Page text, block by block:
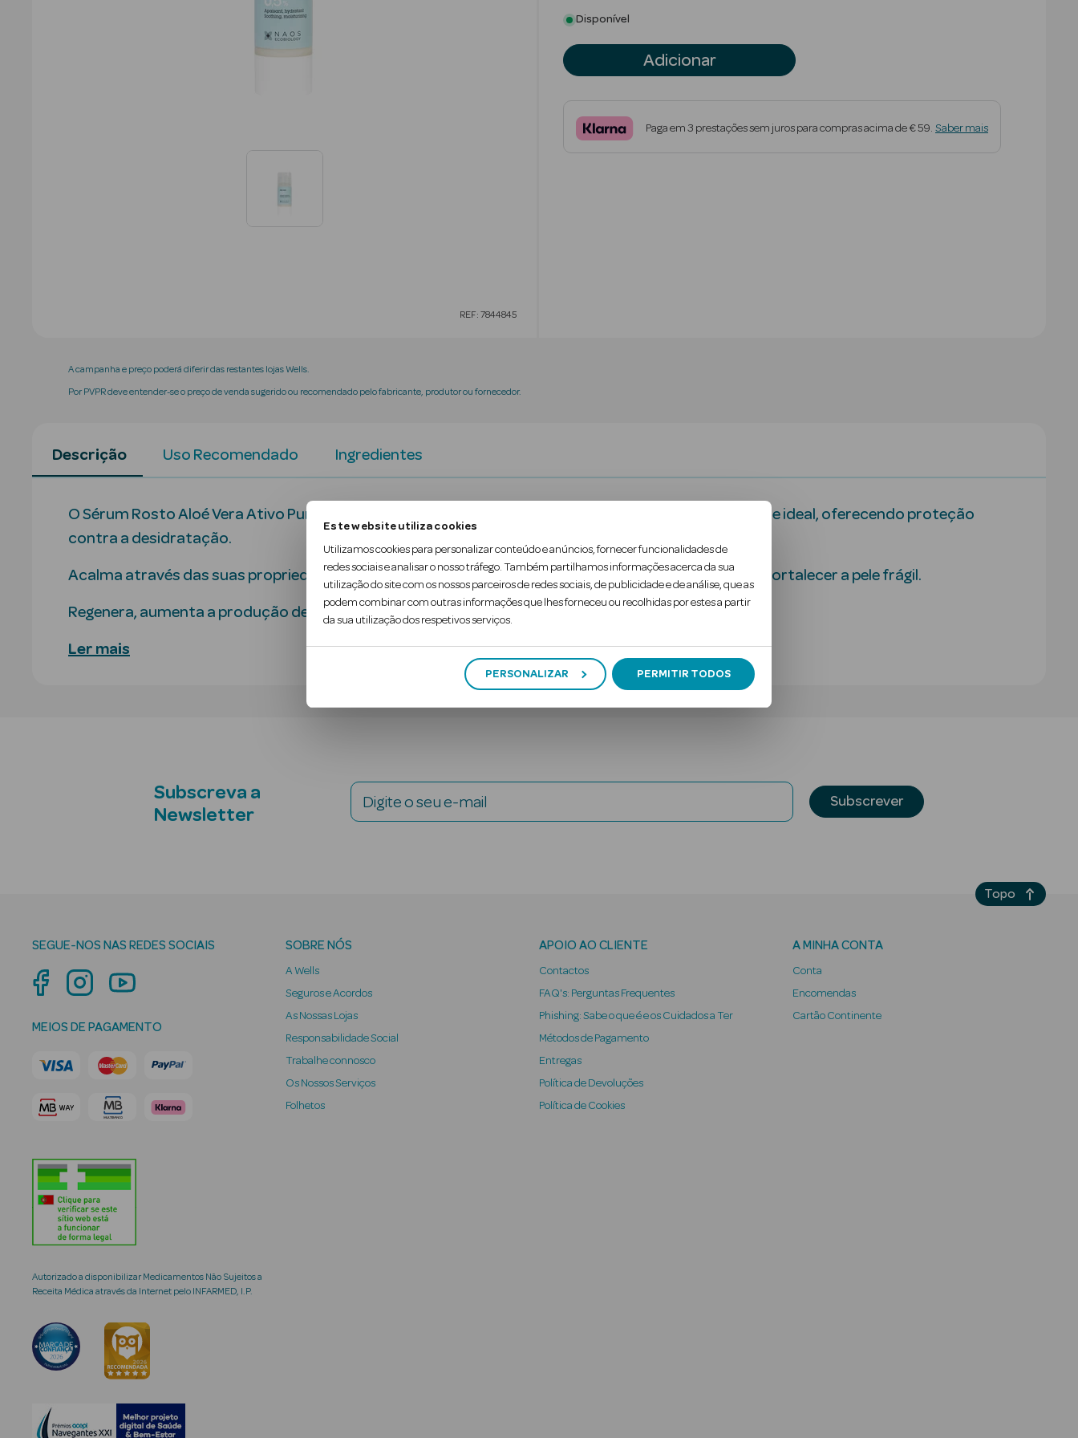
Este website utiliza cookies
Utilizamos cookies para personalizar conteúdo e anúncios, fornecer funcionalidades de
redes sociais e analisar o nosso tráfego. Também partilhamos informações acerca da sua
utilização do site com os nossos parceiros de redes sociais, de publicidade e de análise, que as
podem combinar com outras informações que lhes forneceu ou recolhidas por estes a partir
da sua utilização dos respetivos serviços.
PERSONALIZAR PERMITIR TODOS
REF: 7844845
Disponível
Adicionar
Paga em 3 prestações sem juros para compras acima de € 59. Saber mais
A campanha e preço poderá diferir das restantes lojas Wells.
Por PVPR deve entender-se o preço de venda sugerido ou recomendado pelo fabricante, produtor ou fornecedor.
Descrição Uso Recomendado Ingredientes
O Sérum Rosto Aloé Vera Ativo Puro Hidrata intensamente a pele e ajuda a manter o teor de humidade ideal, oferecendo proteção
contra a desidratação.
Acalma através das suas propriedades calmantes, o aloe vera é o ingrediente ideal para confortar e fortalecer a pele frágil.
Regenera, aumenta a produção de componentes fundamentais da matriz dérmica pa…
Ler mais
Subscreva a
Newsletter
Digite o seu e-mail Subscrever
SEGUE-NOS NAS REDES SOCIAIS
MEIOS DE PAGAMENTO
Autorizado a disponibilizar Medicamentos Não Sujeitos a
Receita Médica através da Internet pelo INFARMED, I.P.
SOBRE NÓS
A Wells
Seguros e Acordos
As Nossas Lojas
Responsabilidade Social
Trabalhe connosco
Os Nossos Serviços
Folhetos
APOIO AO CLIENTE
Contactos
FAQ's: Perguntas Frequentes
Phishing: Sabe o que é e os Cuidados a Ter
Métodos de Pagamento
Entregas
Política de Devoluções
Política de Cookies
A MINHA CONTA
Conta
Encomendas
Cartão Continente
Topo